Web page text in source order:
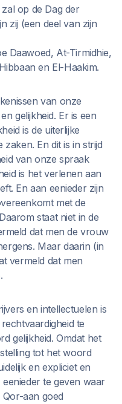
op de Dag der
zij (een deel van zijn
Daawoed, At-Tirmidhie,
en El-Haakim.
van onze
gelijkheid. Er is een
is de uiterlijke
zaken. En dit is in strijd
van onze spraak
is het verlenen aan
En aan eenieder zijn
met de
staat niet in de
dat men de vrouw
Maar daarin (in
vermeld dat men
en intellectuelen is
te
gelijkheid. Omdat het
tot het woord
en expliciet en
te geven waar
aan goed